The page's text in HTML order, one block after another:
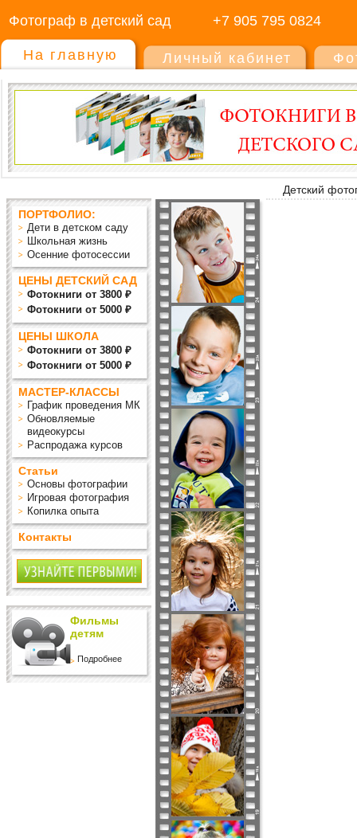
Фотограф в детский сад +7 905 795 0824
На главную Личный кабинет
Детский
ПОРТФОЛИО:
Дети в детском саду
Школьная жизнь
Осенние фотосессии
ЦЕНЫ ДЕТСКИЙ САД
Фотокниги от 3800 ₽
Фотокниги от 5000 ₽
ЦЕНЫ ШКОЛА
Фотокниги от 3800 ₽
Фотокниги от 5000 ₽
МАСТЕР-КЛАССЫ
График проведения МК
Обновляемые
видеокурсы
Распродажа курсов
Статьи
Основы фотографии
Игровая фотография
Копилка опыта
Контакты
Фильмы
детям
Подробнее